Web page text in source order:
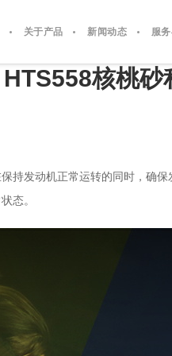
关于产品 新闻动态 服
核桃砂
发动机正常运转的同时，确
态。